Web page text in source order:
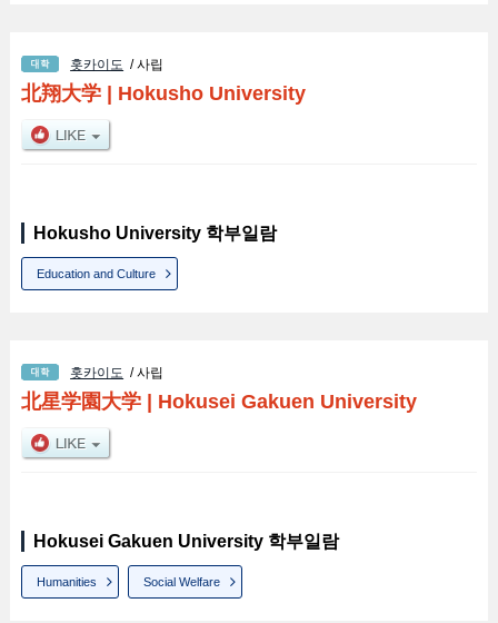
홋카이도 / 사립
北翔大学| Hokusho University
Hokusho University 학부일람
Education and Culture
홋카이도 / 사립
北星学園大学| Hokusei Gakuen University
Hokusei Gakuen University 학부일람
Humanities Social Welfare